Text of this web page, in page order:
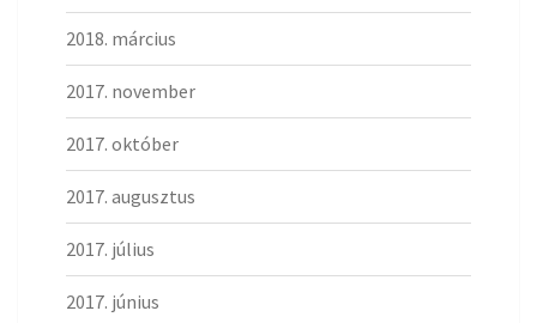
2018. március
2017. november
2017. október
2017. augusztus
2017. július
2017. június